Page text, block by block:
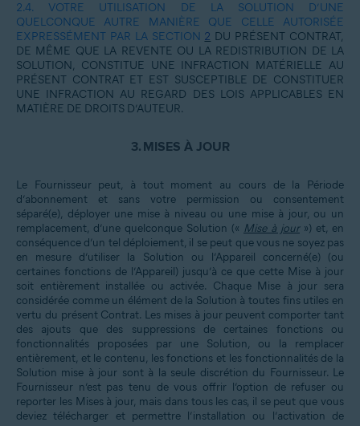
2.4.
VOTRE UTILISATION DE LA SOLUTION D’UNE
QUELCONQUE AUTRE MANIÈRE QUE CELLE AUTORISÉE
EXPRESSÉMENT PAR LA SECTION 2 DU PRÉSENT CONTRAT,
DE MÊME QUE LA REVENTE OU LA REDISTRIBUTION DE LA
SOLUTION, CONSTITUE UNE INFRACTION MATÉRIELLE AU
PRÉSENT CONTRAT ET EST SUSCEPTIBLE DE CONSTITUER
UNE INFRACTION AU REGARD DES LOIS APPLICABLES EN
MATIÈRE DE DROITS D’AUTEUR.
3.MISES À JOUR
Le Fournisseur peut, à tout moment au cours de la Période
d’abonnement et sans votre permission ou consentement
séparé(e), déployer une mise à niveau ou une mise à jour, ou un
remplacement, d’une quelconque Solution (« Mise à jour») et, en
conséquence d’un tel déploiement, il se peut que vous ne soyez pas
en mesure d’utiliser la Solution ou l’Appareil concerné(e) (ou
certaines fonctions de l’Appareil) jusqu’à ce que cette Mise à jour
soit entièrement installée ou activée. Chaque Mise à jour sera
considérée comme un élément de la Solution à toutes fins utiles en
vertu du présent Contrat. Les mises à jour peuvent comporter tant
des ajouts que des suppressions de certaines fonctions ou
fonctionnalités proposées par une Solution, ou la remplacer
entièrement, et le contenu, les fonctions et les fonctionnalités de la
Solution mise à jour sont à la seule discrétion du Fournisseur. Le
Fournisseur n’est pas tenu de vous offrir l’option de refuser ou
reporter les Mises à jour, mais dans tous les cas, il se peut que vous
deviez télécharger et permettre l’installation ou l’activation de